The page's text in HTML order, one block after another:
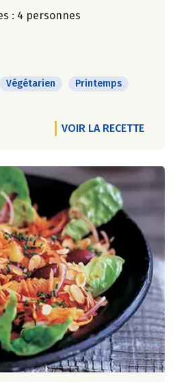
: 4 personnes
Végétarien Printemps
VOIR LA RECETTE